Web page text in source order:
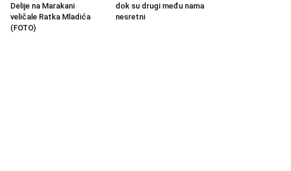
Delije na Marakani
veličale Ratka Mladića
(FOTO)
dok su drugi među nama
nesretni